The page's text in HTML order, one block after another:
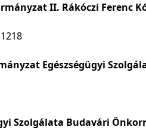
II. Rákóczi Ferenc
Egészségügyi
Szolgálata Budavári